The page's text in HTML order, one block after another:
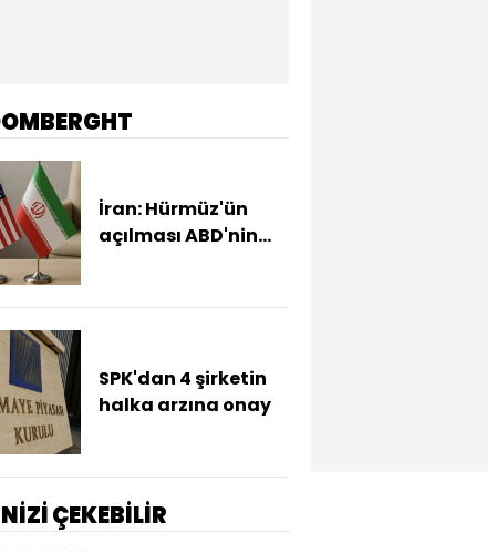
İran: Hürmüz'ün
açılması ABD'nin
SPK'dan 4 şirketin
halka arzına onay
ÇEKEBİLİR